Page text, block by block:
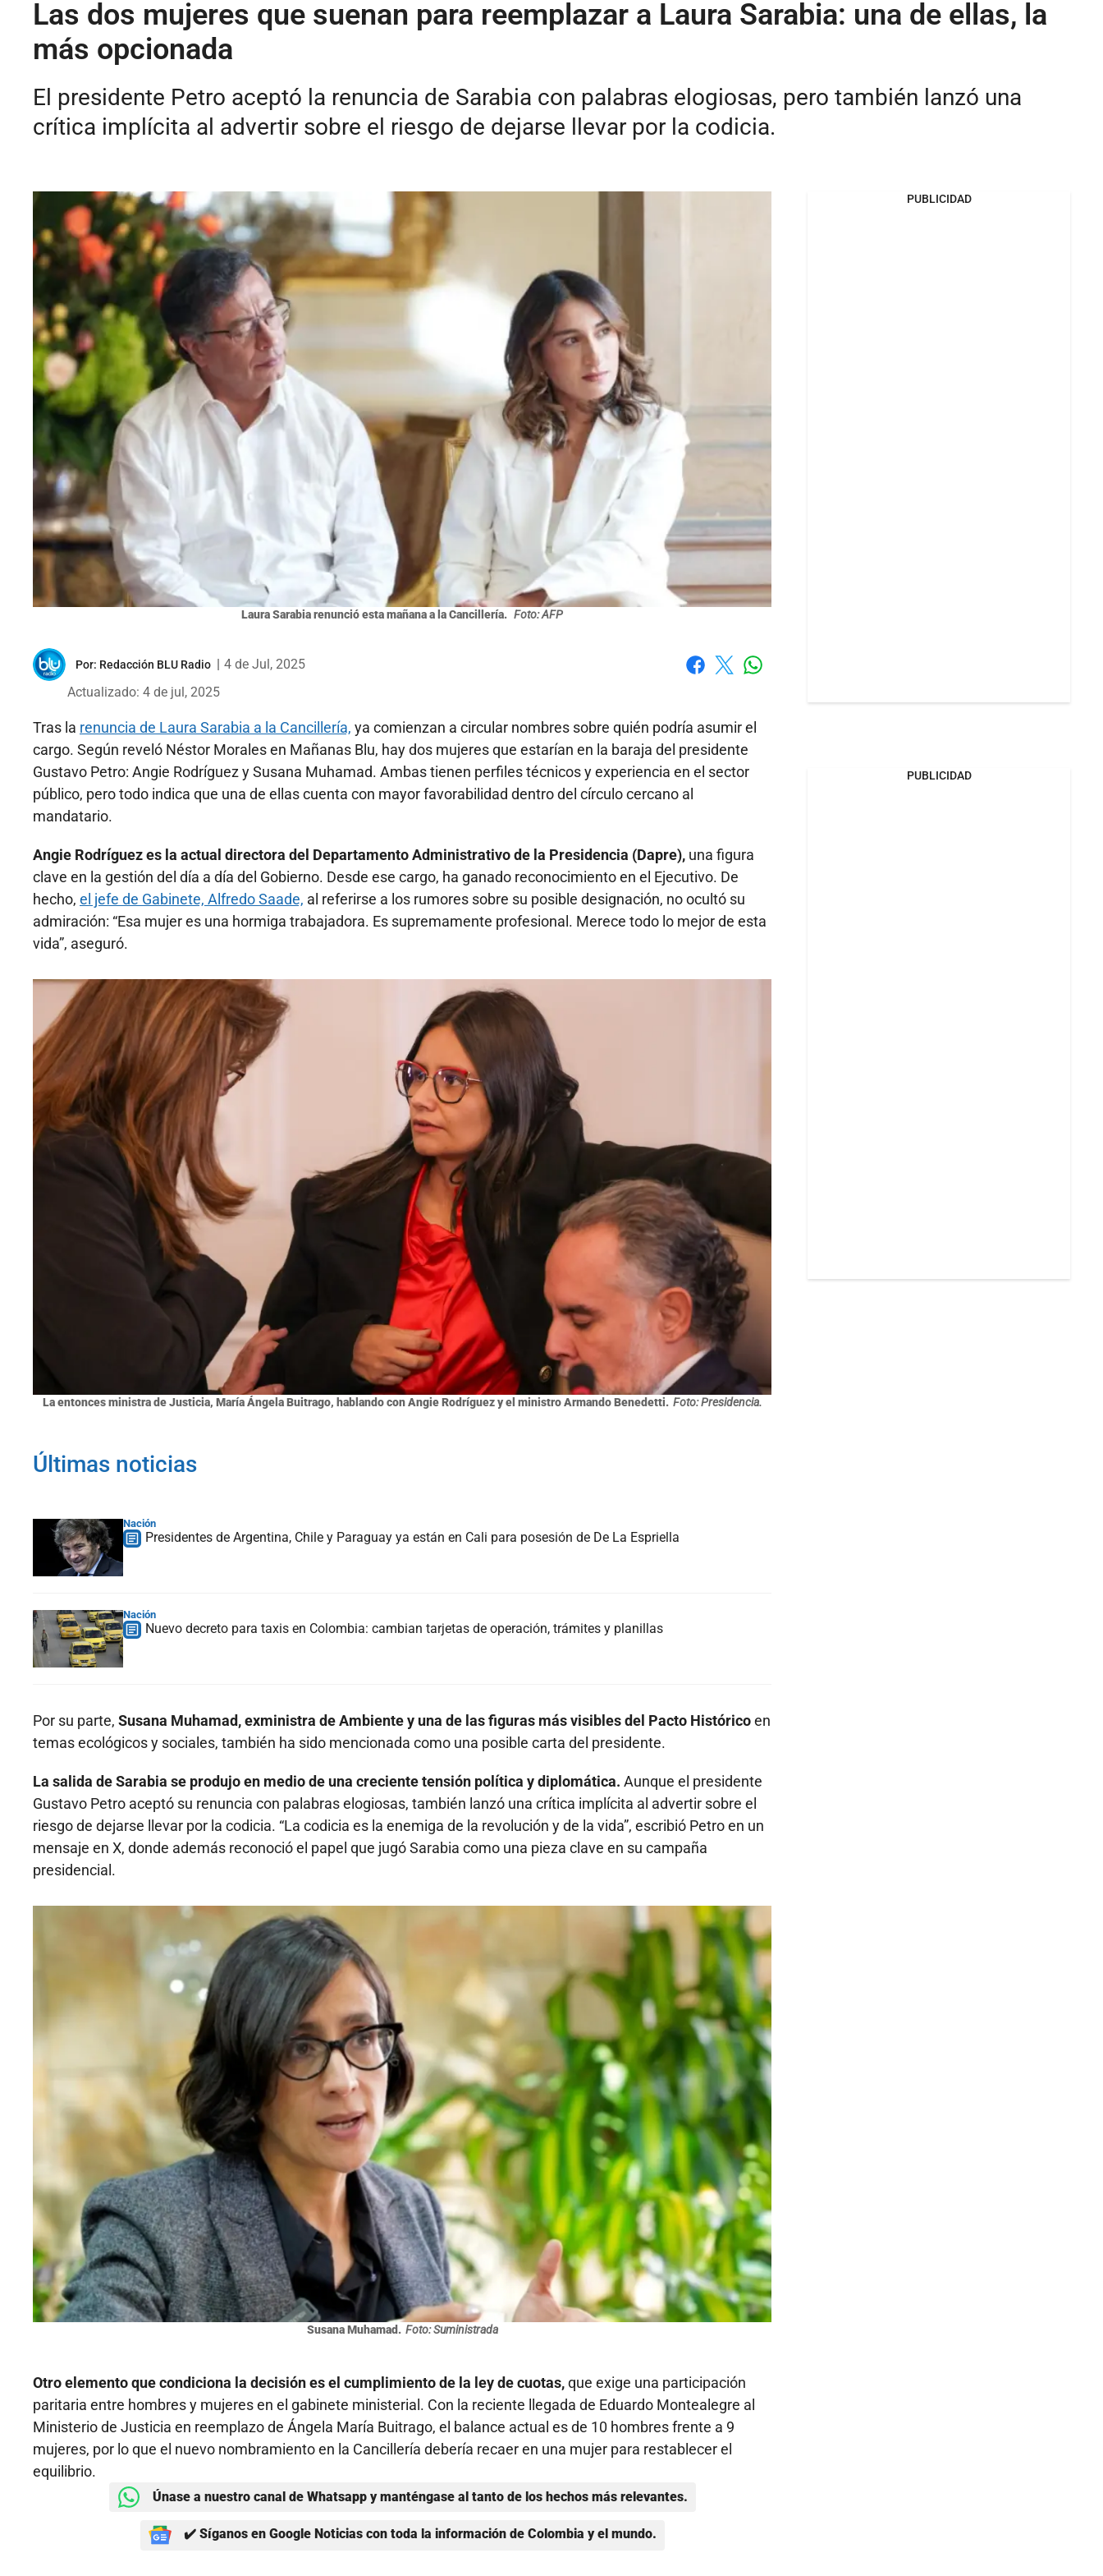
Las dos mujeres que suenan para reemplazar a Laura Sarabia: una de ellas, la
más opcionada
El presidente Petro aceptó la renuncia de Sarabia con palabras elogiosas, pero también lanzó una
crítica implícita al advertir sobre el riesgo de dejarse llevar por la codicia.
Laura Sarabia renunció esta mañana a la Cancillería. Foto: AFP
Por: Redacción BLU Radio
4 de Jul, 2025
Actualizado: 4 de jul, 2025
Tras la renuncia de Laura Sarabia a la Cancillería, ya comienzan a circular nombres sobre quién podría asumir el
cargo. Según reveló Néstor Morales en Mañanas Blu, hay dos mujeres que estarían en la baraja del presidente
Gustavo Petro: Angie Rodríguez y Susana Muhamad. Ambas tienen perfiles técnicos y experiencia en el sector
público, pero todo indica que una de ellas cuenta con mayor favorabilidad dentro del círculo cercano al
mandatario.
Angie Rodríguez es la actual directora del Departamento Administrativo de la Presidencia (Dapre), una figura
clave en la gestión del día a día del Gobierno. Desde ese cargo, ha ganado reconocimiento en el Ejecutivo. De
hecho, el jefe de Gabinete, Alfredo Saade, al referirse a los rumores sobre su posible designación, no ocultó su
admiración: “Esa mujer es una hormiga trabajadora. Es supremamente profesional. Merece todo lo mejor de esta
vida”, aseguró.
La entonces ministra de Justicia, María Ángela Buitrago, hablando con Angie Rodríguez y el ministro Armando Benedetti. Foto: Presidencia.
Últimas noticias
Nación
Presidentes de Argentina, Chile y Paraguay ya están en Cali para posesión de De La Espriella
Nación
Nuevo decreto para taxis en Colombia: cambian tarjetas de operación, trámites y planillas
Por su parte, Susana Muhamad, exministra de Ambiente y una de las figuras más visibles del Pacto Históricoen
temas ecológicos y sociales, también ha sido mencionada como una posible carta del presidente.
La salida de Sarabia se produjo en medio de una creciente tensión política y diplomática. Aunque el presidente
Gustavo Petro aceptó su renuncia con palabras elogiosas, también lanzó una crítica implícita al advertir sobre el
riesgo de dejarse llevar por la codicia. “La codicia es la enemiga de la revolución y de la vida”, escribió Petro en un
mensaje en X, donde además reconoció el papel que jugó Sarabia como una pieza clave en su campaña
presidencial.
Susana Muhamad. Foto: Suministrada
Otro elemento que condiciona la decisión es el cumplimiento de la ley de cuotas,que exige una participación
paritaria entre hombres y mujeres en el gabinete ministerial. Con la reciente llegada de Eduardo Montealegre al
Ministerio de Justicia en reemplazo de Ángela María Buitrago, el balance actual es de 10 hombres frente a 9
mujeres, por lo que el nuevo nombramiento en la Cancillería debería recaer en una mujer para restablecer el
equilibrio.
Únase a nuestro canal de Whatsapp y manténgase al tanto de los hechos más relevantes.
✔️ Síganos en Google Noticias con toda la información de Colombia y el mundo.
PUBLICIDAD
PUBLICIDAD